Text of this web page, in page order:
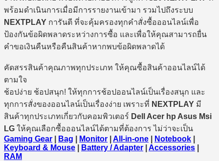
พร้อมดำเนินการเมื่อมีการรายงานเข้ามา รวมไปถึงระบบ
NEXTPLAY การันตี ที่จะคุ้มครองทุกคำสั่งซื้อออนไลน์เพื่อ
ป้องกันข้อผิดพลาดระหว่างการซื้อ และเพื่อให้คุณสามารถยื่น
คำขอเงินคืนหรือคืนสินค้าหากพบข้อผิดพลาดได้
คัดสรรสินค้าคุณภาพทุกประเภท ให้คุณซื้อสินค้าออนไลน์ได้
ตามใจ
ช้อปง่าย ช้อปสนุก! ให้ทุกการช้อปออนไลน์เป็นเรื่องสนุก และ
ทุกการสั่งของออนไลน์เป็นเรื่องง่าย เพราะที่ NEXTPLAY มี
สินค้าทุกประเภทเกี่ยวกับคอมพิวเตอร์ Dell Acer hp Asus Msi
LG ให้คุณเลือกซื้อออนไลน์ได้ตามที่ต้องการ ไม่ว่าจะเป็น
Gaming Gear
Bag Monitor All-in-one Notebook
Keyboard & Mouse
Battery / Adapter Accessories
RAM